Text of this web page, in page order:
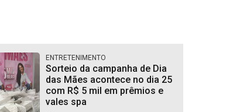
ENTRETENIMENTO
Sorteio da campanha de Dia
das Mães acontece no dia 25
com R$ 5 mil em prêmios e
vales spa